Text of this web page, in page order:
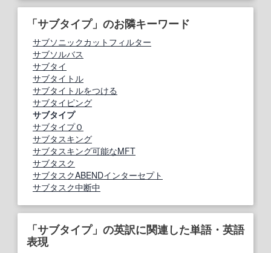
「サブタイプ」のお隣キーワード
サブソニックカットフィルター
サブソルバス
サブタイ
サブタイトル
サブタイトルをつける
サブタイピング
サブタイプ
サブタイプＯ
サブタスキング
サブタスキング可能なMFT
サブタスク
サブタスクABENDインターセプト
サブタスク中断中
「サブタイプ」の英訳に関連した単語・英語
表現